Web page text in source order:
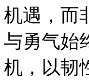
机遇，而
与勇气始
机，以韧